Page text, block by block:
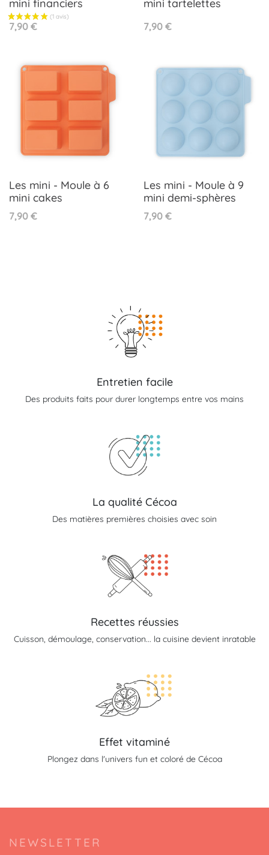
mini financiers
Prix
7,90 €
mini tartelettes
Prix
7,90 €
Les mini - Moule à 6
mini cakes
Prix
7,90 €
Les mini - Moule à 9
mini demi-sphères
Prix
7,90 €
Entretien facile
Des produits faits pour durer longtemps entre vos mains
La qualité Cécoa
Des matières premières choisies avec soin
Recettes réussies
Cuisson, démoulage, conservation... la cuisine devient inratable
Effet vitaminé
Plongez dans l'univers fun et coloré de Cécoa
NEWSLETTER